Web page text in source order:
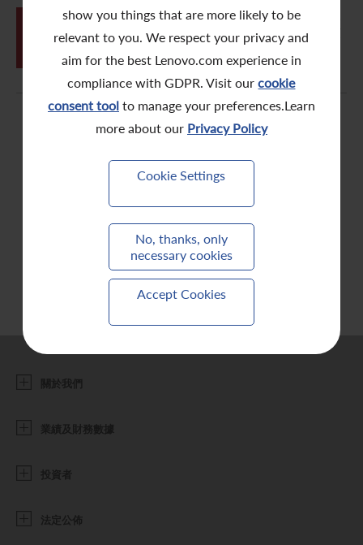
show you things that are more likely to be
relevant to you. We respect your privacy and
aim for the best Lenovo.com experience in
compliance with GDPR. Visit ourcookie
consent toolto manage your preferences.Learn
more about our Privacy Policy
Cookie Settings
No, thanks, only
necessary cookies
Accept Cookies
獎項與嘉許
股份購回報告 (於二零零八年七月四日或之前)
公告 (補發已遺失的股份證明書)
附屬公司董事名單
05
購回股份及發行股份的一般性授權、重
選董事、批准該計劃及加利福尼亞州子
計劃以及股東週年大會通告
關於我們
業績及財務數據
投資者
法定公佈